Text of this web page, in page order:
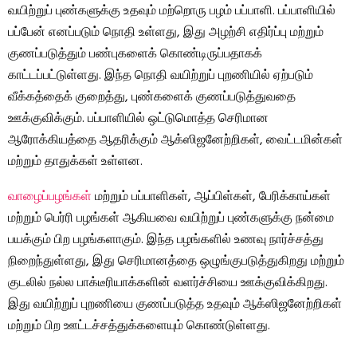
வயிற்றுப் புண்களுக்கு உதவும் மற்றொரு பழம் பப்பாளி. பப்பாளியில்
பப்பேன் எனப்படும் நொதி உள்ளது, இது அழற்சி எதிர்ப்பு மற்றும்
குணப்படுத்தும் பண்புகளைக் கொண்டிருப்பதாகக்
காட்டப்பட்டுள்ளது. இந்த நொதி வயிற்றுப் புறணியில் ஏற்படும்
வீக்கத்தைக் குறைத்து, புண்களைக் குணப்படுத்துவதை
ஊக்குவிக்கும். பப்பாளியில் ஒட்டுமொத்த செரிமான
ஆரோக்கியத்தை ஆதரிக்கும் ஆக்ஸிஜனேற்றிகள், வைட்டமின்கள்
மற்றும் தாதுக்கள் உள்ளன.
வாழைப்பழங்கள்மற்றும் பப்பாளிகள், ஆப்பிள்கள், பேரிக்காய்கள்
மற்றும் பெர்ரி பழங்கள் ஆகியவை வயிற்றுப் புண்களுக்கு நன்மை
பயக்கும் பிற பழங்களாகும். இந்த பழங்களில் உணவு நார்ச்சத்து
நிறைந்துள்ளது, இது செரிமானத்தை ஒழுங்குபடுத்துகிறது மற்றும்
குடலில் நல்ல பாக்டீரியாக்களின் வளர்ச்சியை ஊக்குவிக்கிறது.
இது வயிற்றுப் புறணியை குணப்படுத்த உதவும் ஆக்ஸிஜனேற்றிகள்
மற்றும் பிற ஊட்டச்சத்துக்களையும் கொண்டுள்ளது.